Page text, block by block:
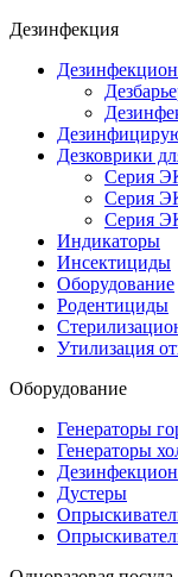
Дезинфекция
Дезковрики
Серия
Серия
Серия
Индикаторы
Инсектициды
Оборудование
Родентициды
Утилизация
Оборудование
Генераторы
Генераторы
Дустеры